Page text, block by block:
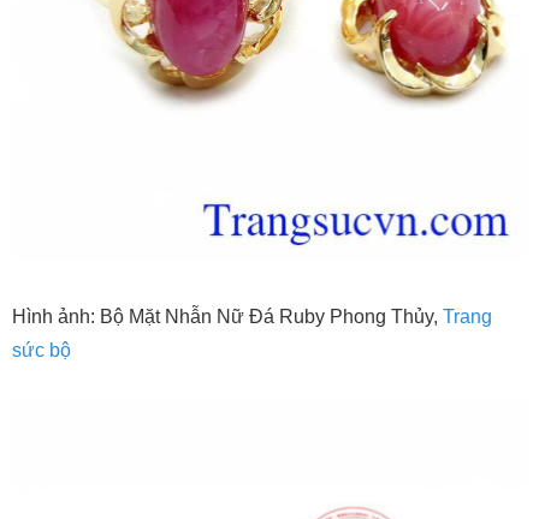
Hình ảnh: Bộ Mặt Nhẫn Nữ Đá Ruby Phong Thủy, Trang
sức bộ